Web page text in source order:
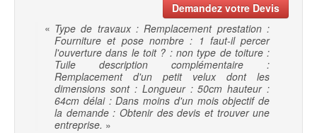
Demandez votre Devis
« Type de travaux : Remplacement prestation :
Fourniture et pose nombre : 1 faut-il percer
l'ouverture dans le toit ? : non type de toiture :
Tuile description complémentaire :
Remplacement d'un petit velux dont les
dimensions sont : Longueur : 50cm hauteur :
64cm délai : Dans moins d'un mois objectif de
la demande : Obtenir des devis et trouver une
entreprise. »